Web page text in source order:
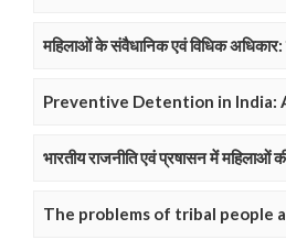
महिलाओं के संवैधानिक एवं विधिक
Preventive Detention in India:
भारतीय राजनीति एवं प्रषासन में महिलाओं
The problems of tribal people